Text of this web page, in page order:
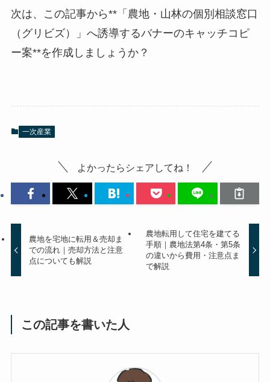
次は、この記事から**「農地・山林の個別相談窓口
（グリビズ）」へ誘導するバナーのキャッチコピ
ー案**を作成しましょうか？
一次産業
よかったらシェアしてね！
農地を宅地に転用＆売却ま
での流れ｜売却方法と注意
点についても解説
農地転用して住宅を建てる
手順｜農地法第4条・第5条
の違いから費用・注意点ま
で解説
この記事を書いた人